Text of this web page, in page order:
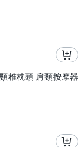
椎枕頭 肩頸按摩器